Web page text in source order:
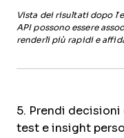
Vista dei risultati dopo
API possono essere
renderli più rapidi e
5. Prendi
test e insight